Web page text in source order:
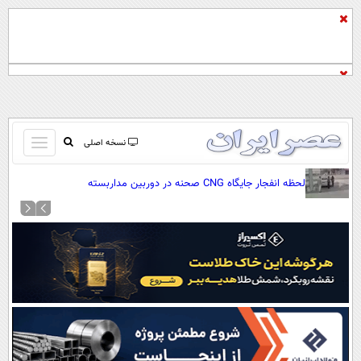
نسخه اصلی
باز
و
کردن
منو
صفحه اول
آرشیو
نظرسنجی
آب و هوا
اوقات شرعی
سواد زندگی
لحظه انفجار جایگاه CNG صحنه در دوربین مداربسته